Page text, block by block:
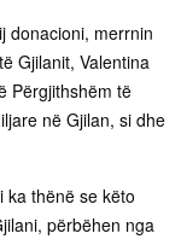
donacioni, merrnin
Gjilanit, Valentina
Përgjithshëm të
në Gjilan, si dhe
ka thënë se këto
përbëhen nga